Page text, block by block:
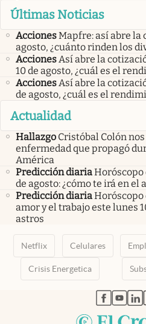
Últimas Noticias
AccionesMapfre: así abre la
agosto, ¿cuánto rinden los
AccionesAsí abre la
10 de agosto, ¿cuál es el
AccionesAsí abre la
de agosto, ¿cuál es el
Actualidad
Hallazgo Cristóbal Colón
enfermedad que propagó
América
Predicción diariaHoróscopo
de agosto: ¿cómo te irá en el
Predicción diariaHoróscopo
amor y el trabajo este lunes
astros
Netflix Celulares
Crisis Energetica
abre en
abre